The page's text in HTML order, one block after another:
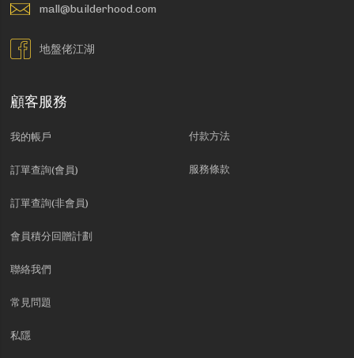
mall@builderhood.com
地盤佬江湖
顧客服務
我的帳戶
訂單查詢(會員)
訂單查詢(非會員)
會員積分回贈計劃
聯絡我們
常見問題
私隱
付款方法
服務條款